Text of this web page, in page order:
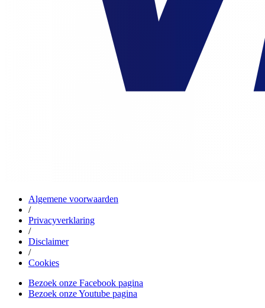
Algemene voorwaarden
/
Privacyverklaring
/
Disclaimer
/
Cookies
Bezoek onze Facebook pagina
Bezoek onze Youtube pagina